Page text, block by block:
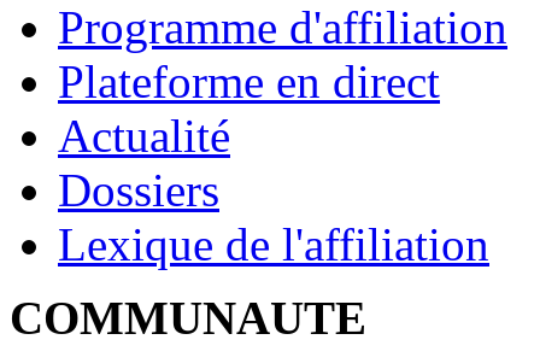
Programme d'affiliation
Plateforme en direct
Actualité
Dossiers
Lexique de l'affiliation
COMMUNAUTE